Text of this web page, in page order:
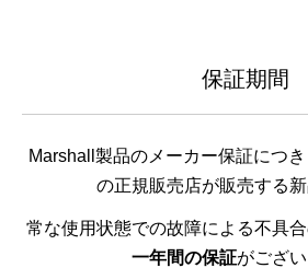
保証期間
Marshall製品のメーカー保証につ
の正規販売店が販売する新
常な使用状態での故障による不具
一年間の保証がござい